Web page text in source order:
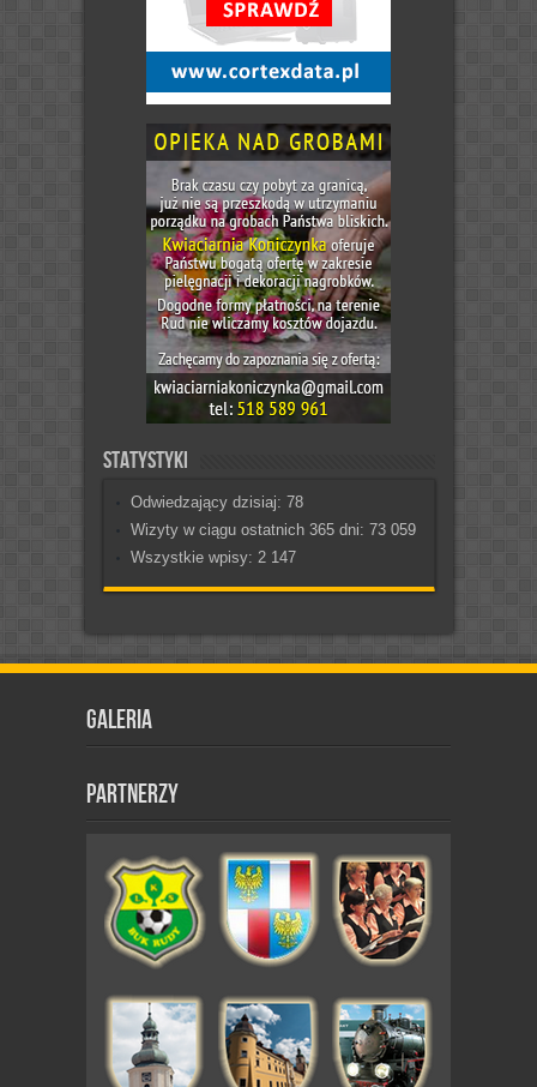
Statystyki
Odwiedzający dzisiaj: 78
Wizyty w ciągu ostatnich 365 dni: 73 059
Wszystkie wpisy: 2 147
Galeria
Partnerzy